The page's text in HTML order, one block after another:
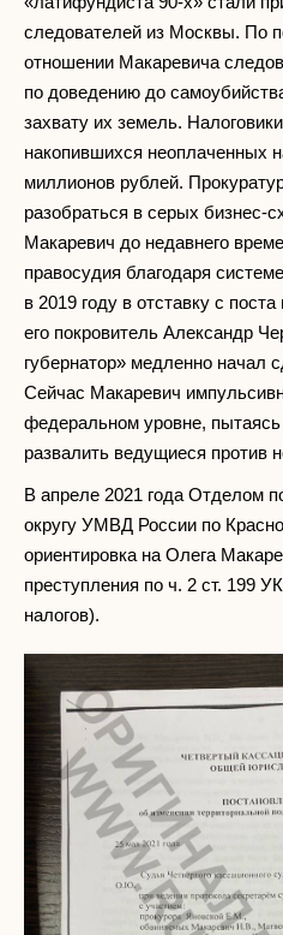
следователей из Москвы. По
отношении Макаревича
по доведению до
захвату их земель.
накопившихся неоплаченных
миллионов рублей.
разобраться в серых бизнес-
Макаревич до недавнего
правосудия благодаря
в 2019 году в отставку с
его покровитель Александр
губернатор» медленно начал
Сейчас Макаревич
федеральном уровне, пытаясь
развалить ведущиеся против
В апреле 2021 года Отделом
округу УМВД России по
ориентировка на Олега
преступления по ч. 2 ст. 199
налогов).